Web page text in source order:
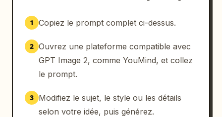
1 Copiez le prompt complet ci-dessus.
2 Ouvrez une plateforme compatible avec
GPT Image 2, comme YouMind, et collez
le prompt.
3
Modifiez le sujet, le style ou les détails
selon votre idée, puis générez.